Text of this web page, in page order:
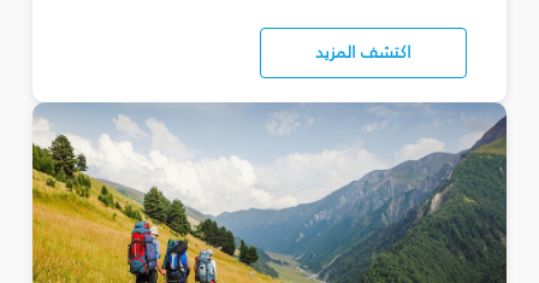
اكتشف المزيد